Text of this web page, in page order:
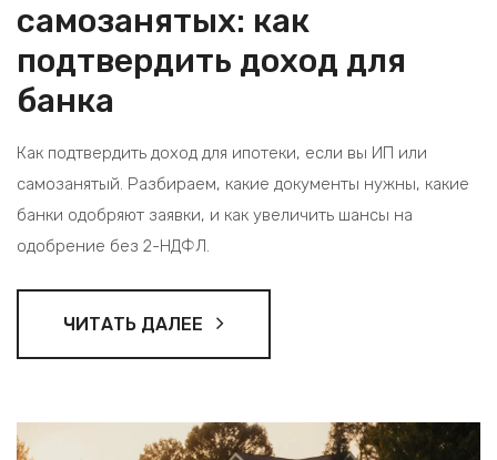
самозанятых: как
подтвердить доход для
банка
Как подтвердить доход для ипотеки, если вы ИП или
самозанятый. Разбираем, какие документы нужны, какие
банки одобряют заявки, и как увеличить шансы на
одобрение без 2-НДФЛ.
ЧИТАТЬ ДАЛЕЕ